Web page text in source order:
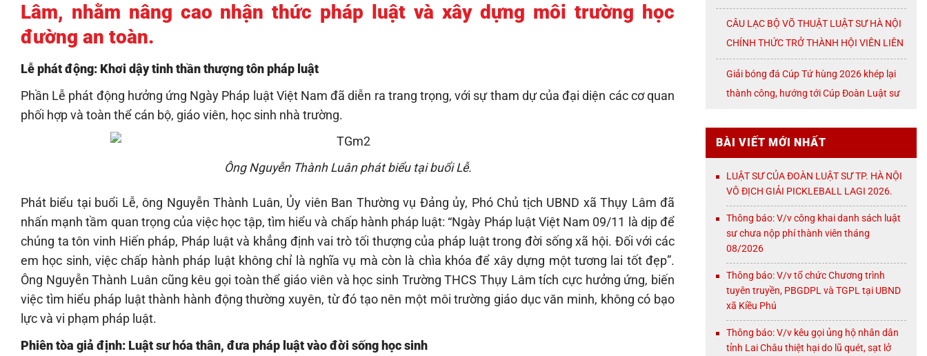
Lâm, nhằm nâng cao nhận thức pháp luật và xây dựng môi trường học
đường an toàn.
Lễ phát động: Khơi dậy tinh thần thượng tôn pháp luật
Phần Lễ phát động hưởng ứng Ngày Pháp luật Việt Nam đã diễn ra trang trọng, với sự tham dự của đại diện các cơ quan
phối hợp và toàn thể cán bộ, giáo viên, học sinh nhà trường.
Ông Nguyễn Thành Luân phát biểu tại buổi Lễ.
Phát biểu tại buổi Lễ, ông Nguyễn Thành Luân, Ủy viên Ban Thường vụ Đảng ủy, Phó Chủ tịch UBND xã Thụy Lâm đã
nhấn mạnh tầm quan trọng của việc học tập, tìm hiểu và chấp hành pháp luật: “Ngày Pháp luật Việt Nam 09/11 là dịp để
chúng ta tôn vinh Hiến pháp, Pháp luật và khẳng định vai trò tối thượng của pháp luật trong đời sống xã hội. Đối với các
em học sinh, việc chấp hành pháp luật không chỉ là nghĩa vụ mà còn là chìa khóa để xây dựng một tương lai tốt đẹp”.
Ông Nguyễn Thành Luân cũng kêu gọi toàn thể giáo viên và học sinh Trường THCS Thụy Lâm tích cực hưởng ứng, biến
việc tìm hiểu pháp luật thành hành động thường xuyên, từ đó tạo nên một môi trường giáo dục văn minh, không có bạo
lực và vi phạm pháp luật.
Phiên tòa giả định: Luật sư hóa thân, đưa pháp luật vào đời sống học sinh
08/8/2026 ( thứ Bảy)
CÂU LẠC BỘ VÕ THUẬT LUẬT SƯ HÀ NỘI
CHÍNH THỨC TRỞ THÀNH HỘI VIÊN LIÊN
ĐOÀN VÕ CỔ TRUYỀN THÀNH PHỐ HÀ
Giải bóng đá Cúp Tứ hùng 2026 khép lại
thành công, hướng tới Cúp Đoàn Luật sư
BÀI VIẾT MỚI NHẤT
LUẬT SƯ CỦA ĐOÀN LUẬT SƯ TP. HÀ NỘI
VÔ ĐỊCH GIẢI PICKLEBALL LAGI 2026.
Thông báo: V/v công khai danh sách luật
sư chưa nộp phí thành viên tháng
08/2026
Thông báo: V/v tổ chức Chương trình
tuyên truyền, PBGDPL và TGPL tại UBND
xã Kiều Phú
Thông báo: V/v kêu gọi ủng hộ nhân dân
tỉnh Lai Châu thiệt hại do lũ quét, sạt lở